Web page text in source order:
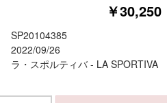
￥30,250
SP20104385
2022/09/26
ラ・スポルティバ - LA SPORTIVA